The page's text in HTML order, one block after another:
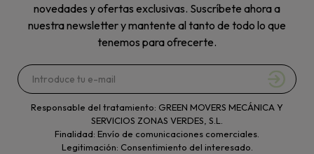
novedades y ofertas exclusivas. Suscríbete ahora a
nuestra newsletter y mantente al tanto de todo lo que
tenemos para ofrecerte.
Responsable del tratamiento: GREEN MOVERS MECÁNICA Y
SERVICIOS ZONAS VERDES, S.L.
Finalidad: Envío de comunicaciones comerciales.
Legitimación: Consentimiento del interesado.